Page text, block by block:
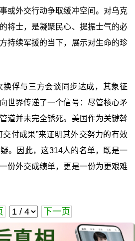
或外交行动争取缓冲空间。对乌克
将士，是凝聚民心、提振士气的必
持续军援的当下，展示对生命的珍
换俘与三方会谈同步达成，其象征
世界传递了一个信号：尽管核心矛
道并未完全锈死。美国作为关键斡
交付成果”来证明其外交努力的有效
。因此，这314人的名单，既是一
份外交成绩单，更是一份为更艰难
下一页